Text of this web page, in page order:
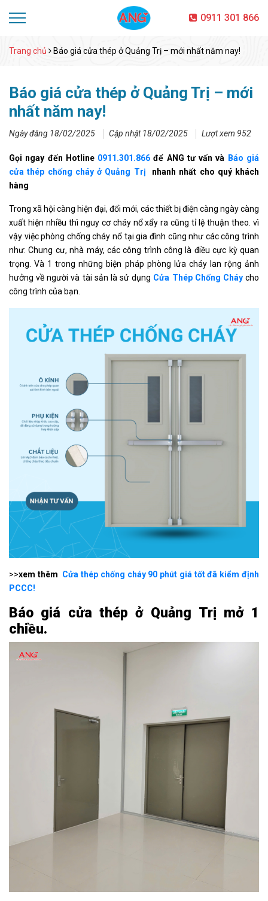
0911 301 866
Trang chủ Báo giá cửa thép ở Quảng Trị – mới nhất năm nay!
Báo giá cửa thép ở Quảng Trị – mới
nhất năm nay!
Ngày đăng 18/02/2025 Cập nhật 18/02/2025 Lượt xem 952
Gọi ngay đến Hotline 0911.301.866 để ANG tư vấn và Báo giá
cửa thép chống cháy ở Quảng Trị
nhanh nhất cho quý khách
hàng
Trong xã hội càng hiện đại, đổi mới, các thiết bị điện càng ngày càng
xuất hiện nhiều thì nguy cơ cháy nổ xẩy ra cũng tỉ lệ thuận theo. vì
vậy việc phòng chống cháy nổ tại gia đình cũng như các công trình
như: Chung cư, nhà máy, các công trình công là điều cực kỳ quan
trọng. Và 1 trong những biện pháp phòng lửa cháy lan rộng ảnh
hưởng về người và tài sản là sử dụng Cửa Thép Chống Cháycho
công trình của bạn.
>>xem thêm Cửa thép chống cháy 90 phút giá tốt đã kiểm định
PCCC!
Báo giá cửa thép ở Quảng Trị mở 1
chiều.